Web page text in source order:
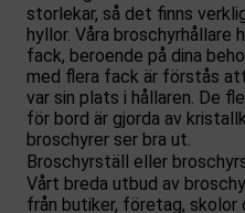
storlekar, så det finns
hyllor. Våra
fack, beroende på dina
med flera fack är förstås
var sin plats i hållaren. De
för bord är gjorda av
broschyrer ser bra ut.
Broschyrställ eller
Vårt breda utbud av
från butiker, företag,